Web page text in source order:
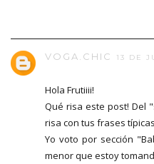
VOGA.CHIC 13 DE
Hola Frutiiii!
Qué risa este post! Del
risa con tus frases
Yo voto por sección
menor que estoy